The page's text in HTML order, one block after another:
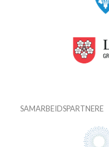
SAMARBEIDSPARTNERE